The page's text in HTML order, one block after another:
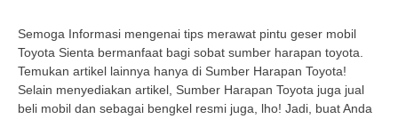
Semoga Informasi mengenai tips merawat pintu geser mobil
Toyota Sienta bermanfaat bagi sobat sumber harapan toyota.
Temukan artikel lainnya hanya di Sumber Harapan Toyota!
Selain menyediakan artikel, Sumber Harapan Toyota juga jual
beli mobil dan sebagai bengkel resmi juga, lho! Jadi, buat Anda